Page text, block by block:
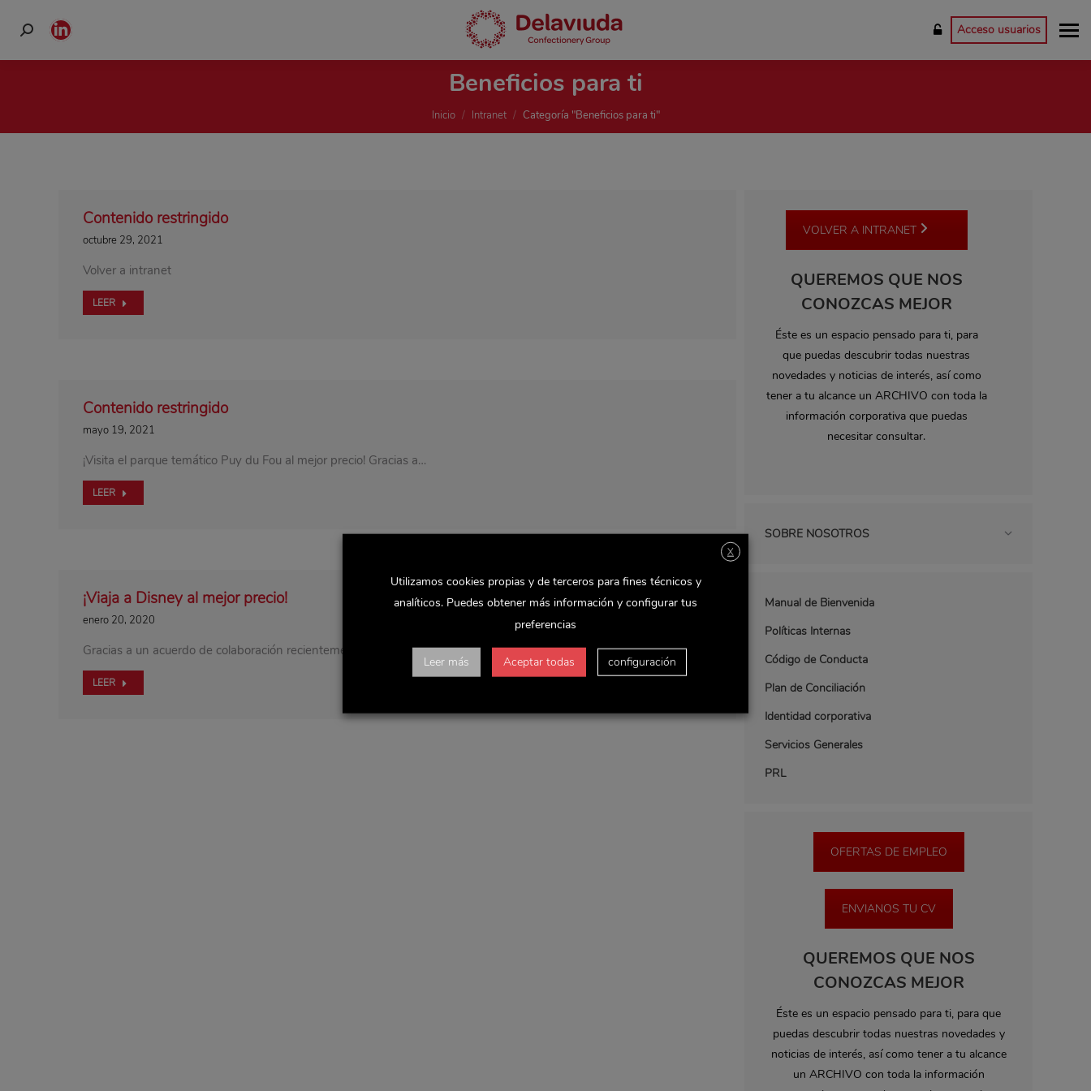
Buscar:
Linkedin
page
new
Acceso usuarios
Beneficios para ti
Estás aquí:
Inicio Intranet Categoría "Beneficios para ti"
Contenido restringido
octubre 29, 2021
Volver a intranet
LEER
Contenido restringido
mayo 19, 2021
¡Visita el parque temático Puy du Fou al mejor precio! Gracias a…
LEER
¡Viaja a Disney al mejor precio!
enero 20, 2020
Gracias a un acuerdo de colaboración recientemente firmado por Delaviuda Confectionery Group,…
LEER
VOLVER A INTRANET
QUEREMOS QUE NOS
CONOZCAS MEJOR
Éste es un espacio pensado para ti, para
que puedas descubrir todas nuestras
novedades y noticias de interés, así como
tener a tu alcance un ARCHIVO con toda la
información corporativa que puedas
necesitar consultar.
SOBRE NOSOTROS
Manual de Bienvenida
Políticas Internas
Código de Conducta
Plan de Conciliación
Identidad corporativa
Servicios Generales
PRL
OFERTAS DE EMPLEO
ENVIANOS TU CV
QUEREMOS QUE NOS
CONOZCAS MEJOR
Éste es un espacio pensado para ti, para que
puedas descubrir todas nuestras novedades y
noticias de interés, así como tener a tu alcance
un ARCHIVO con toda la información
X
Utilizamos cookies propias y de terceros para fines técnicos y
analíticos. Puedes obtener más información y configurar tus
preferencias
Leer más Aceptar todas configuración